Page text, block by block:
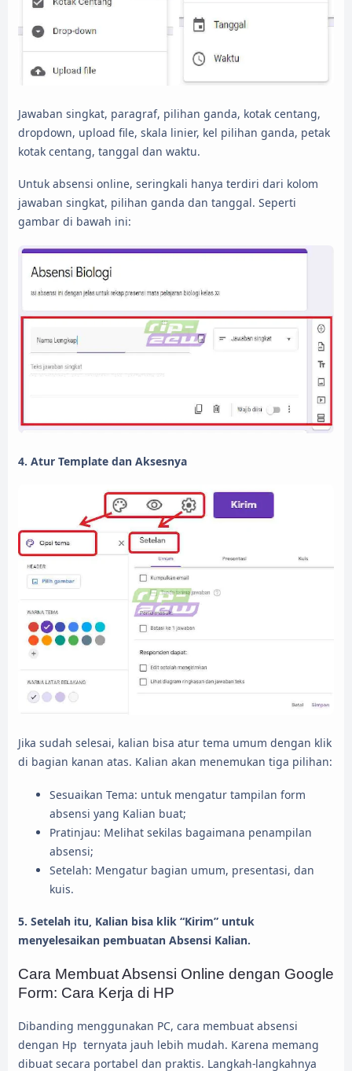
Jawaban singkat, paragraf, pilihan ganda, kotak centang,
dropdown, upload file, skala linier, kel pilihan ganda, petak
kotak centang, tanggal dan waktu.
Untuk absensi online, seringkali hanya terdiri dari kolom
jawaban singkat, pilihan ganda dan tanggal. Seperti
gambar di bawah ini:
4. Atur Template dan Aksesnya
Jika sudah selesai, kalian bisa atur tema umum dengan klik
di bagian kanan atas. Kalian akan menemukan tiga pilihan:
Sesuaikan Tema: untuk mengatur tampilan form
absensi yang Kalian buat;
Pratinjau: Melihat sekilas bagaimana penampilan
absensi;
Setelah: Mengatur bagian umum, presentasi, dan
kuis.
5. Setelah itu, Kalian bisa klik “Kirim” untuk
menyelesaikan pembuatan Absensi Kalian.
Cara Membuat Absensi Online dengan Google
Form: Cara Kerja di HP
Dibanding menggunakan PC, cara membuat absensi
dengan Hp ternyata jauh lebih mudah. Karena memang
dibuat secara portabel dan praktis. Langkah-langkahnya